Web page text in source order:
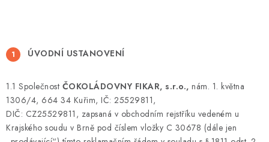
ÚVODNÍ USTANOVENÍ
1.1 Společnost ČOKOLÁDOVNY FIKAR, s.r.o., nám. 1. května
1306/4, 664 34 Kuřim, IČ: 25529811,
DIČ: CZ25529811, zapsaná v obchodním rejstříku vedeném u
Krajského soudu v Brně pod číslem vložky C 30678 (dále jen